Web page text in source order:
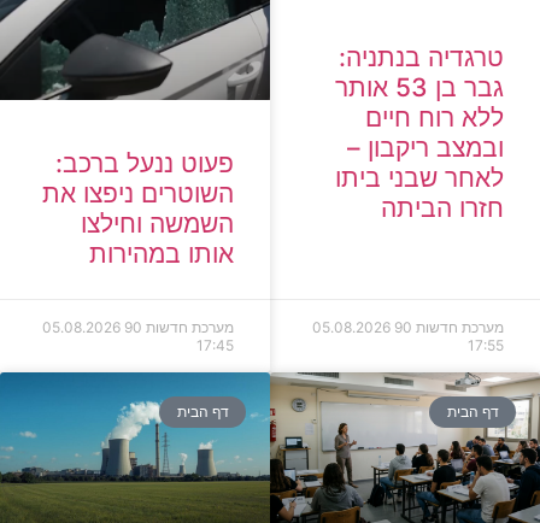
טרגדיה בנתניה:
גבר בן 53 אותר
ללא רוח חיים
ובמצב ריקבון –
לאחר שבני ביתו
חזרו הביתה
מערכת חדשות 90
05.08.2026
17:55
פעוט ננעל ברכב:
השוטרים ניפצו את
השמשה וחילצו
אותו במהירות
מערכת חדשות 90
05.08.2026
17:45
דף הבית דף הבית